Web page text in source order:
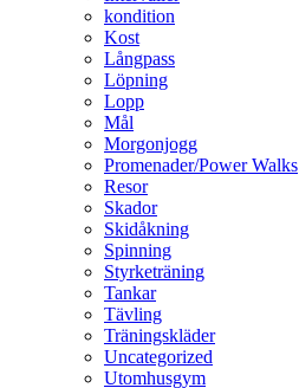
kondition
Kost
Långpass
Löpning
Lopp
Mål
Morgonjogg
Promenader/Power Walks
Resor
Skador
Skidåkning
Spinning
Styrketräning
Tankar
Tävling
Träningskläder
Uncategorized
Utomhusgym